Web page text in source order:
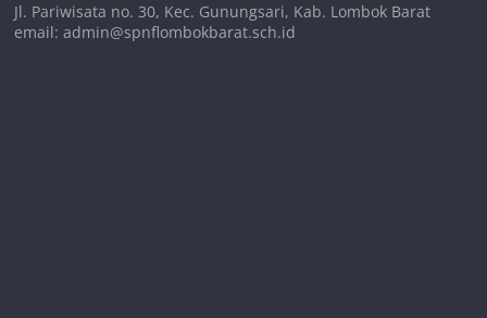
Jl. Pariwisata no. 30, Kec. Gunungsari, Kab. Lombok Barat
email: admin@spnflombokbarat.sch.id